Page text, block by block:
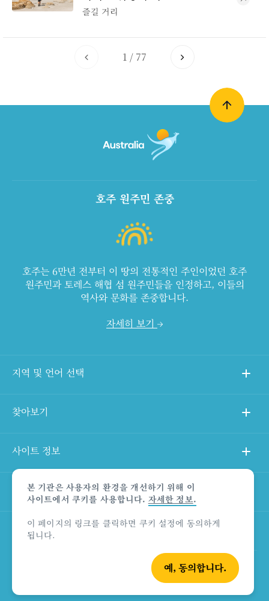
즐길 거리
1 / 77
본 기관은 사용자의 환경을 개선하기 위해 이
사이트에서 쿠키를 사용합니다. 자세한 정보.
이 페이지의 링크를 클릭하면 쿠키 설정에 동의하게
됩니다.
예, 동의합니다.
호주 원주민 존중
호주는 6만년 전부터 이 땅의 전통적인 주인이었던 호주
원주민과 토레스 해협 섬 원주민들을 인정하고, 이들의
역사와 문화를 존중합니다.
자세히 보기
지역 및 언어 선택
찾아보기
사이트 정보
다른 사이트
상품 책임의 한계 법적 고지
© Tourism Australia 2026